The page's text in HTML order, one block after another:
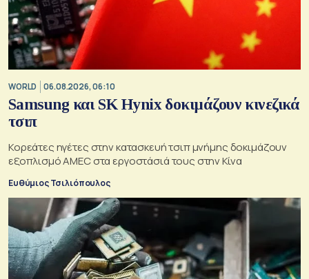
WORLD 06.08.2026, 06:10
Samsung και SK Hynix δοκιμάζουν κινεζικά
τσιπ
Κορεάτες ηγέτες στην κατασκευή τσιπ μνήμης δοκιμάζουν
εξοπλισμό AMEC στα εργοστάσιά τους στην Κίνα
Ευθύμιος Τσιλιόπουλος